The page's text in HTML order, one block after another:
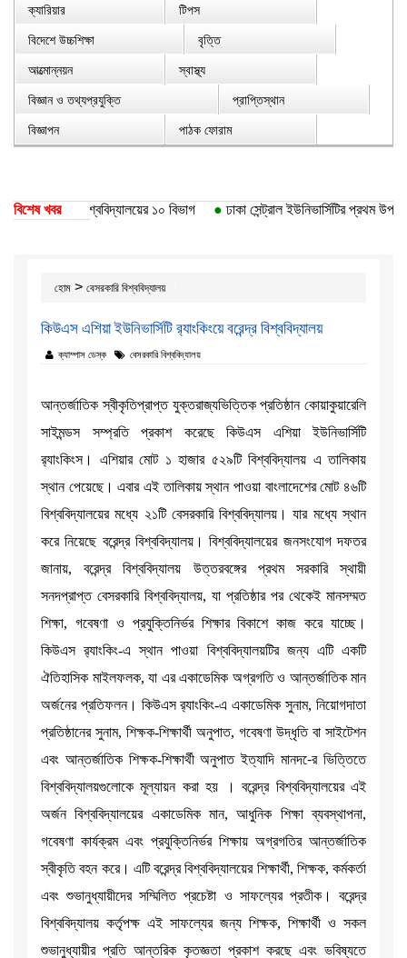
ক্যারিয়ার
টিপস
বিদেশে উচ্চশিক্ষা
বৃত্তি
আত্মোন্নয়ন
স্বাস্থ্য
বিজ্ঞান ও তথ্যপ্রযুক্তি
প্রাপ্তিস্থান
বিজ্ঞাপন
পাঠক ফোরাম
বিশেষ খবর
পেয়েছে ঢাকা বিশ্ববিদ্যালয়ের ১০ বিভাগ ঢাকা সেন্ট্রাল ইউনিভার্সিটির প্রথম
হোম > বেসরকারি বিশ্ববিদ্যালয়
কিউএস এশিয়া ইউনিভার্সিটি র‌্যাংকিংয়ে বরেন্দ্র বিশ্ববিদ্যালয়
ক্যাম্পাস ডেস্ক বেসরকারি বিশ্ববিদ্যালয়
আন্তর্জাতিক স্বীকৃতিপ্রাপ্ত যুক্তরাজ্যভিত্তিক প্রতিষ্ঠান কোয়াকুয়ারেলি
সাইমন্ডস সম্প্রতি প্রকাশ করেছে কিউএস এশিয়া ইউনিভার্সিটি
র‌্যাংকিংস। এশিয়ার মোট ১ হাজার ৫২৯টি বিশ্ববিদ্যালয় এ তালিকায়
স্থান পেয়েছে। এবার এই তালিকায় স্থান পাওয়া বাংলাদেশের মোট ৪৬টি
বিশ্ববিদ্যালয়ের মধ্যে ২১টি বেসরকারি বিশ্ববিদ্যালয়। যার মধ্যে স্থান
করে নিয়েছে বরেন্দ্র বিশ্ববিদ্যালয়। বিশ্ববিদ্যালয়ের জনসংযোগ দফতর
জানায়, বরেন্দ্র বিশ্ববিদ্যালয় উত্তরবঙ্গের প্রথম সরকারি স্থায়ী
সনদপ্রাপ্ত বেসরকারি বিশ্ববিদ্যালয়, যা প্রতিষ্ঠার পর থেকেই মানসম্মত
শিক্ষা, গবেষণা ও প্রযুক্তিনির্ভর শিক্ষার বিকাশে কাজ করে যাচ্ছে।
কিউএস র‌্যাংকিং-এ স্থান পাওয়া বিশ্ববিদ্যালয়টির জন্য এটি একটি
ঐতিহাসিক মাইলফলক, যা এর একাডেমিক অগ্রগতি ও আন্তর্জাতিক মান
অর্জনের প্রতিফলন। কিউএস র‌্যাংকিং-এ একাডেমিক সুনাম, নিয়োগদাতা
প্রতিষ্ঠানের সুনাম, শিক্ষক-শিক্ষার্থী অনুপাত, গবেষণা উদ্ধৃতি বা সাইটেশন
এবং আন্তর্জাতিক শিক্ষক-শিক্ষার্থী অনুপাত ইত্যাদি মানদ-ের ভিত্তিতে
বিশ্ববিদ্যালয়গুলোকে মূল্যায়ন করা হয় । বরেন্দ্র বিশ্ববিদ্যালয়ের এই
অর্জন বিশ্ববিদ্যালয়ের একাডেমিক মান, আধুনিক শিক্ষা ব্যবস্থাপনা,
গবেষণা কার্যক্রম এবং প্রযুক্তিনির্ভর শিক্ষায় অগ্রগতির আন্তর্জাতিক
স্বীকৃতি বহন করে। এটি বরেন্দ্র বিশ্ববিদ্যালয়ের শিক্ষার্থী, শিক্ষক, কর্মকর্তা
এবং শুভানুধ্যায়ীদের সম্মিলিত প্রচেষ্টা ও সাফল্যের প্রতীক। বরেন্দ্র
বিশ্ববিদ্যালয় কর্তৃপক্ষ এই সাফল্যের জন্য শিক্ষক, শিক্ষার্থী ও সকল
শুভানুধ্যায়ীর প্রতি আন্তরিক কৃতজ্ঞতা প্রকাশ করছে এবং ভবিষ্যতে